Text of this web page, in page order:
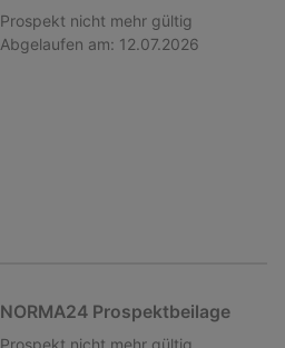
Prospekt nicht mehr gültig
Abgelaufen am: 12.07.2026
NORMA24 Prospektbeilage
Prospekt nicht mehr gültig